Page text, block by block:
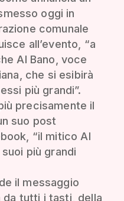
oggi in
comunale
all’evento, “a
Al Bano, voce
che si esibirà
più grandi”.
precisamente il
suo post
“il mitico Al
più grandi
il messaggio
da tutti i tasti, della